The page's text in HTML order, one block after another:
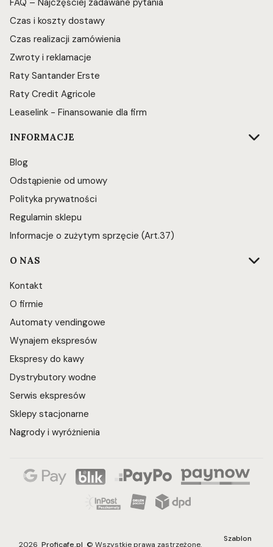
Czas i koszty dostawy
Czas realizacji zamówienia
Zwroty i reklamacje
Raty Santander Erste
Raty Credit Agricole
Leaselink - Finansowanie dla firm
INFORMACJE
Blog
Odstąpienie od umowy
Polityka prywatności
Regulamin sklepu
Informacje o zużytym sprzęcie (Art.37)
O NAS
Kontakt
O firmie
Automaty vendingowe
Wynajem ekspresów
Ekspresy do kawy
Dystrybutory wodne
Serwis ekspresów
Sklepy stacjonarne
Nagrody i wyróżnienia
2026 Proficafe.pl © Wszystkie prawa zastrzeżone.
Szablon